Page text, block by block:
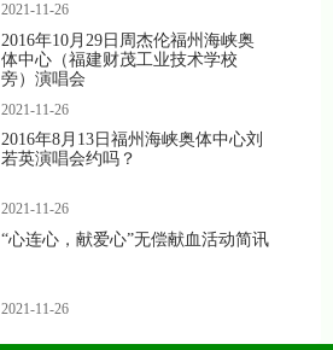
2021-11-26
2016年10月29日周杰伦福州海峡奥
体中心（福建财茂工业技术学校
旁）演唱会
2021-11-26
2016年8月13日福州海峡奥体中心刘
若英演唱会约吗？
2021-11-26
“心连心，献爱心”无偿献血活动简讯
2021-11-26